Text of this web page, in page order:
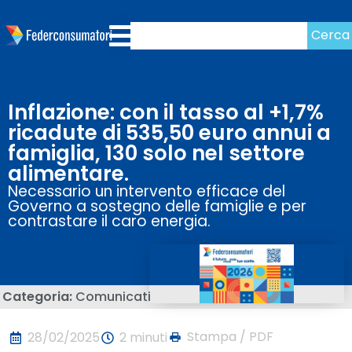
Cerca
Inflazione: con il tasso al +1,7%
ricadute di 535,50 euro annui a
famiglia, 130 solo nel settore
alimentare.
Necessario un intervento efficace del
Governo a sostegno delle famiglie e per
contrastare il caro energia.
Categoria: Comunicati
28/02/2025 2 minuti Stampa / PDF